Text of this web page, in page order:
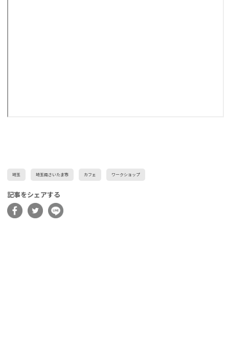
埼玉 埼玉県さいたま市 カフェ ワークショップ
記事をシェアする